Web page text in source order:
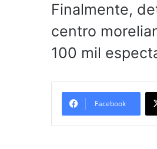
Finalmente,
centro
100 mil
Facebook